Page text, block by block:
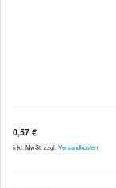
0,57 €
inkl. MwSt. zzgl. Versandkosten